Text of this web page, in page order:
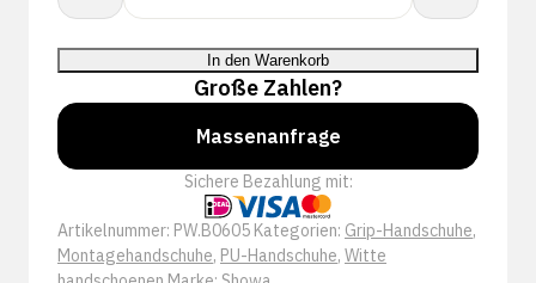
Menge
In den Warenkorb
Große Zahlen?
Massenanfrage
Sichere Bezahlung mit:
Artikelnummer: PW.B0605 Kategorien: Grip-Handschuhe,
Montagehandschuhe, PU-Handschuhe, Witte